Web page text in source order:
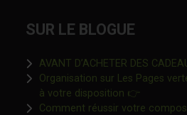
SUR LE BLOGUE
AVANT D’ACHETER DES
Organisation sur Les Pages
à votre disposition 👉Ce lien
Comment réussir votre